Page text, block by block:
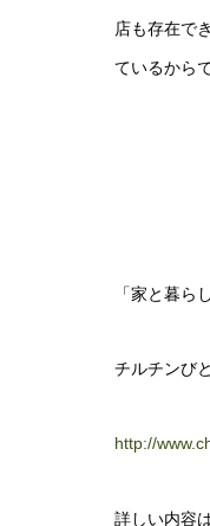
店も存在で
ているからで
「家と暮ら
チルチンび
http://
詳しい内容